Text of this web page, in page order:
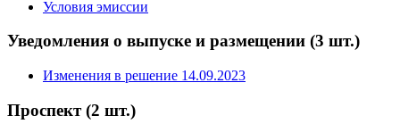
Окончательные условия
Условия эмиссии
Уведомления о выпуске и размещении